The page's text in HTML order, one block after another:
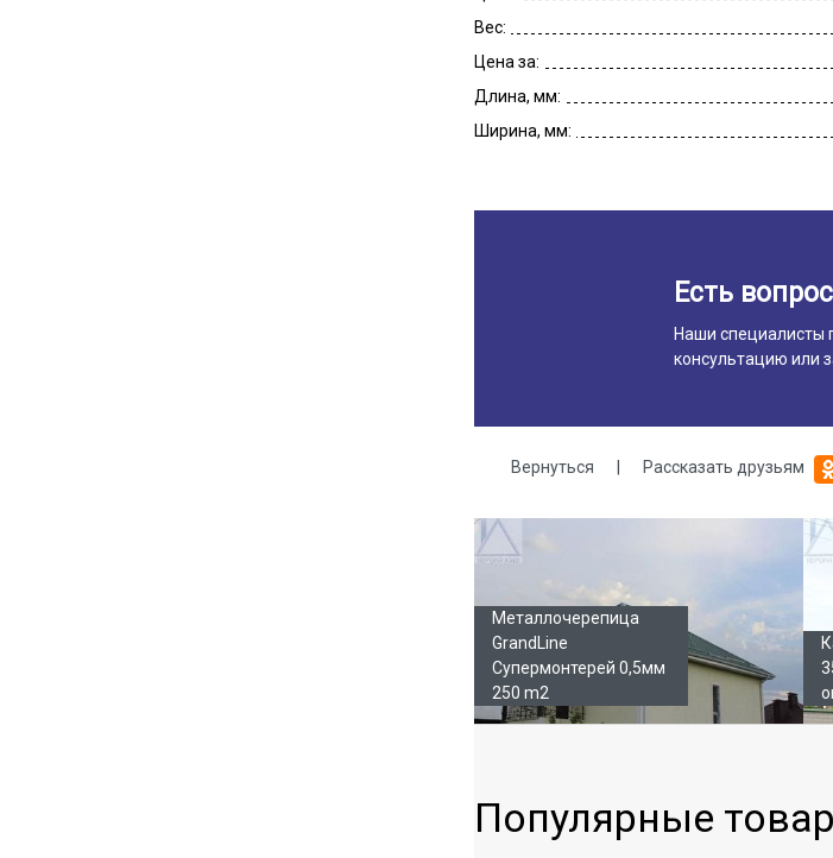
Вес:
Цена за:
Длина, мм:
Ширина, мм:
Есть
Наши специалисты
консультацию или
Вернуться | Рассказать друзьям
Галерея
Металлочерепица
GrandLine
Супермонтерей 0,5мм
250 m2
Популярные